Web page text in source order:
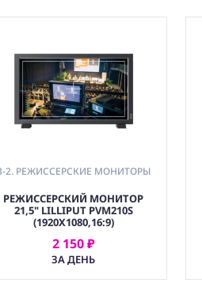
2. РЕЖИССЕРСКИЕ МОНИТОРЫ
РЕЖИССЕРСКИЙ МОНИТОР
21,5" LILLIPUT PVM210S
(1920X1080,16:9)
2 150 ₽
ЗА ДЕНЬ
АРЕНДОВАТЬ